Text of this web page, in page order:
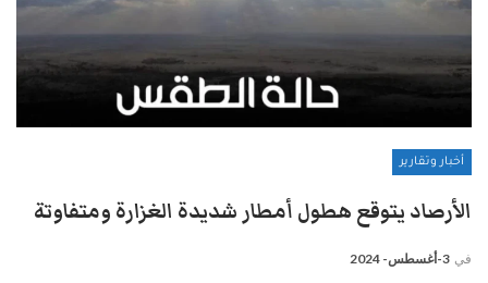
أخبار وتقارير
الأرصاد يتوقع هطول أمطار شديدة الغزارة ومتفاوتة
في 3-أغسطس- 2024